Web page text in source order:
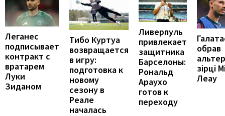
Леганес
подписывает
контракт с
вратарем
Луки
Зиданом
Тибо Куртуа
возвращается
в игру:
подготовка к
новому
сезону в
Реале
началась
Ливерпуль
привлекает
защитника
Барселоны:
Рональд
Араухо
готов к
переходу
обрав
зірці
Леау